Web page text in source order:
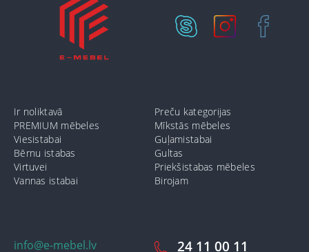
info@e-mebel.lv 24 11 00 11
Ir noliktavā
Preču kategorijas
PREMIUM mēbeles
Mīkstās mēbeles
Viesistabai
Guļamistabai
Bērnu istabas
Gultas
Virtuvei
Priekšistabas mēbeles
Vannas istabai
Birojam